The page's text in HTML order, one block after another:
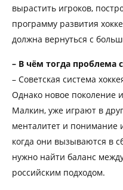
вырастить игроков,
программу развития
должна вернуться с
– В чём тогда проблема
– Советская система
Однако новое поколение
Малкин, уже играют в
менталитет и понимание
когда они вызываются в
нужно найти баланс
российским подходом.